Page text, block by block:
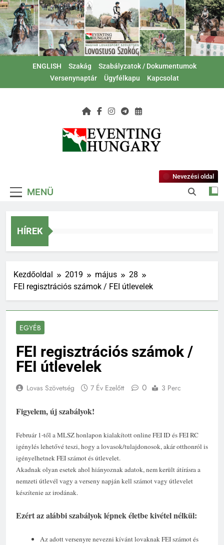
Ugrás
a
tartalomra
ENGLISH Szakág
Szabályzatok / Dokumentumok
Versenynaptár
Ügyfélkapu Kapcsolat
Magyar Lovas
Szövetség –
MENÜ
Nevezési oldal
HÍREK
Kezdőoldal 2019 május
28
FEI regisztrációs számok / FEI útlevelek
EGYÉB
FEI regisztrációs számok /
FEI útlevelek
Lovas Szövetség 7 Év Ezelőtt 0 3 Perc
Figyelem, új szabályok!
Február 1-től a MLSZ honlapon kialakított online FEI ID és FEI RC
igénylés lehetővé teszi, hogy a lovasok/tulajdonosok, akár otthonról is
igényelhetnek FEI számot és útlevelet.
Akadnak olyan esetek ahol hiányoznak adatok, nem került átírásra a
nemzeti útlevél vagy a verseny napján kell számot vagy útlevelet
készítenie az irodának.
Ezért az alábbi szabályok lépnek életbe kivétel nélkül:
Az adott versenyre nevezni kívánt lovaknak FEI számot és